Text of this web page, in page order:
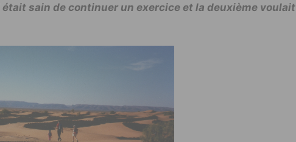
était sain de continuer un exercice et la deuxième voulait